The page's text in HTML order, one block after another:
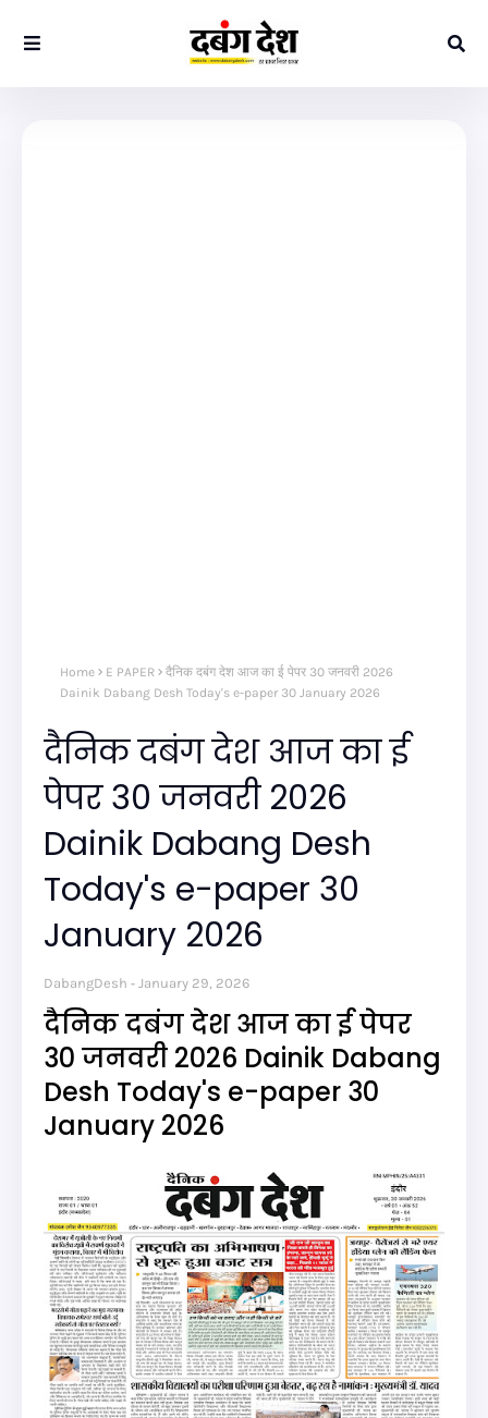
Home E PAPER
दैनिक दबंग देश आज का ई पेपर 30 जनवरी 2026
Dainik Dabang Desh Today's e-paper 30 January 2026
दैनिक दबंग देश आज का ई
पेपर 30 जनवरी 2026
Dainik Dabang Desh
Today's e-paper 30
January 2026
DabangDesh January 29, 2026
दैनिक दबंग देश आज का ई पेपर
30 जनवरी 2026 Dainik Dabang
Desh Today's e-paper 30
January 2026